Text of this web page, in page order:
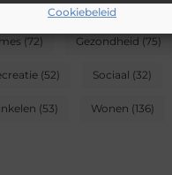
Cookiebeleid
(72) Gezondheid (75)
(52) Sociaal (32)
(53) Wonen (136)